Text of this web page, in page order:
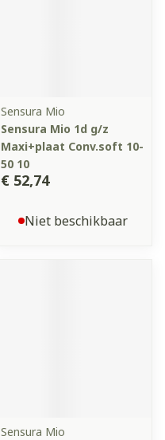
Sensura Mio
Sensura Mio 1d g/z
Maxi+plaat Conv.soft 10-
50 10
€ 52,74
Niet beschikbaar
Sensura Mio